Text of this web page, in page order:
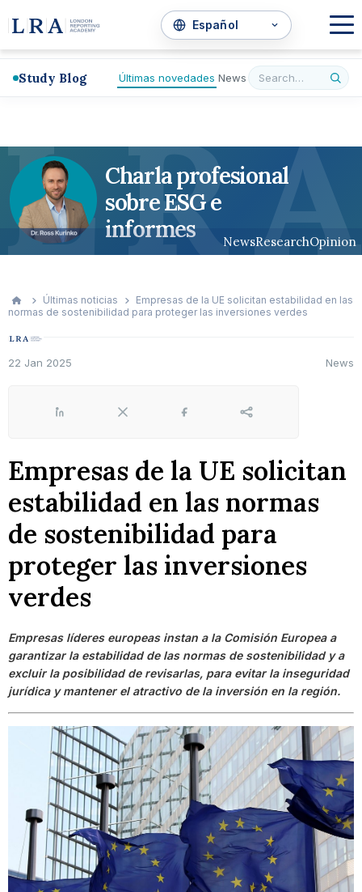
Study Blog Últimas novedades News
Charla profesional
sobre ESG e
informes
NewsResearchOpinion
LRA
Últimas noticias
Empresas de la UE solicitan estabilidad en las
normas de sostenibilidad para proteger las inversiones verdes
22 Jan 2025 News
LinkedIn X Facebook Share
Empresas de la UE solicitan
estabilidad en las normas
de sostenibilidad para
proteger las inversiones
verdes
Empresas líderes europeas instan a la Comisión Europea a
garantizar la estabilidad de las normas de sostenibilidad y a
excluir la posibilidad de revisarlas, para evitar la inseguridad
jurídica y mantener el atractivo de la inversión en la región.